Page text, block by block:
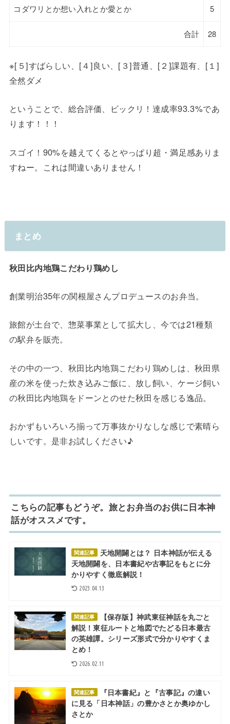
コダワリとか想い入れとか愛とか 5
合計 28
※[５]すばらしい、[４]良い、[３]普通、[２]課題有、[１]
全然ダメ
ということで、総合評価、ビックリ！達成率93.3%であ
ります！！！
スゴイ！90%を越えてくるとやっぱり超・満足感ありま
すねー。これは間違いありません！
まとめ
秋田比内地鶏こだわり鶏めし
創業明治35年の関根屋さんプロデュースのお弁当。
旅館が土台で、惣菜事業として拡大し、今では21種類
の駅弁を販売。
その中の一つ、秋田比内地鶏こだわり鶏めしは、秋田県
産の米を使った炊き込みご飯に、放し飼い、ケージ飼い
の秋田比内地鶏をドーンとのせた秋田を感じる逸品。
おかずもいろいろ揃って万事抜かりなしな感じで素晴ら
しいです。是非お試しください♪
こちらの記事もどうぞ。旅とお弁当のお供に日本神
話がオススメです。
関連記事
天地開闢とは？ 日本神話が伝える
天地開闢を、日本書紀や古事記をもとに分
かりやすく徹底解説！
2023.04.13
関連記事
【保存版】神武東征神話を丸ごと
解説！東征ルートと地図でたどる日本最古
の英雄譚。シリーズ形式で分かりやすくま
とめ！
2026.02.11
関連記事
『日本書紀』と『古事記』の違い
に見る「日本神話」の豊かさとか奥ゆかし
さとか